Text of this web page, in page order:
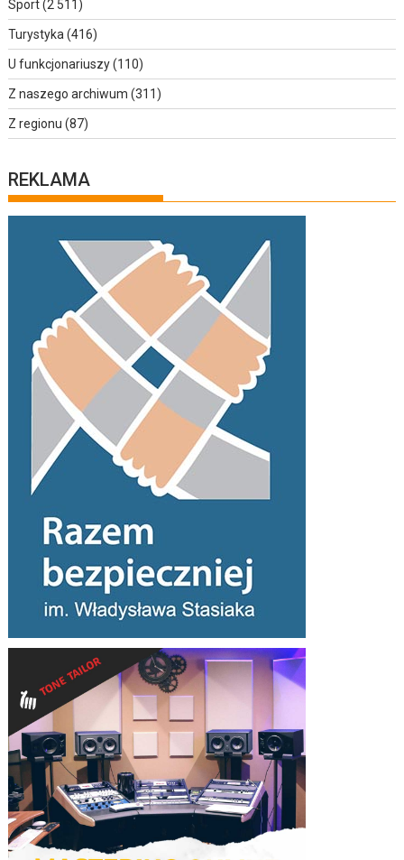
Sport(2 511)
Turystyka (416)
U funkcjonariuszy(110)
Z naszego archiwum (311)
Z regionu (87)
REKLAMA